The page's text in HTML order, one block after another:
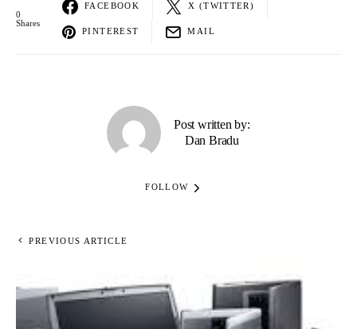
0
Shares
FACEBOOK X (TWITTER)
PINTEREST MAIL
Post written by:
Dan Bradu
FOLLOW
PREVIOUS ARTICLE